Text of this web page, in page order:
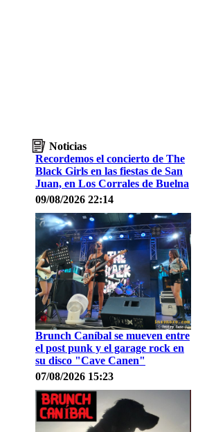
Noticias
Recordemos el concierto de The
Black Girls en las fiestas de San
Juan, en Los Corrales de Buelna
09/08/2026 22:14
Brunch Caníbal se mueven entre
el post punk y el garage rock en
su disco "Cave Canen"
07/08/2026 15:23